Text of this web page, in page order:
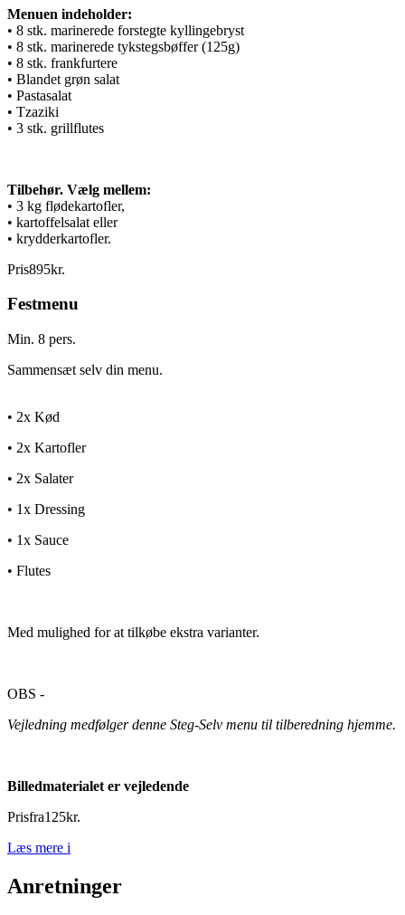
Menuen indeholder:
• 8 stk. marinerede forstegte kyllingebryst
• 8 stk. marinerede tykstegsbøffer (125g)
• 8 stk. frankfurtere
• Blandet grøn salat
• Pastasalat
• Tzaziki
• 3 stk. grillflutes
Tilbehør. Vælg mellem:
• 3 kg flødekartofler,
• kartoffelsalat eller
• krydderkartofler.
Pris895kr.
Festmenu
Min. 8 pers.
Sammensæt selv din menu.
• 2x Kød
• 2x Kartofler
• 2x Salater
• 1x Dressing
• 1x Sauce
• Flutes
Med mulighed for at tilkøbe ekstra varianter.
OBS -
Vejledning medfølger denne Steg-Selv menu til tilberedning hjemme.
Billedmaterialet er vejledende
Prisfra125kr.
Læs mere i
Anretninger